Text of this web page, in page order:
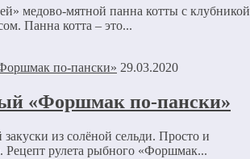
медово-мятной панна котты с клубникой
Панна котта – это...
29.03.2020
«Форшмак по-пански»
из солёной сельди. Просто и
Рецепт рулета рыбного «Форшмак...